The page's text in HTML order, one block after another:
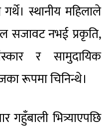
स्थानीय महिलाले
सजावट नभई प्रकृति,
र सामुदायिक
रूपमा चिनिन्थे।
गहुँबाली भित्र्याएपछि